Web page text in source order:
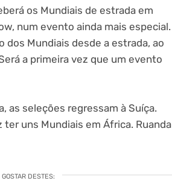
os Mundiais de estrada em
num evento ainda mais especial.
dos Mundiais desde a estrada, ao
a primeira vez que um evento
as seleções regressam à Suíça.
uns Mundiais em África. Ruanda
DESTES: